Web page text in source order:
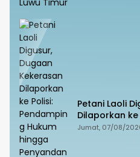
Petani Laoli
Dilaporkan ke
Hukum
Jumat, 07/08/